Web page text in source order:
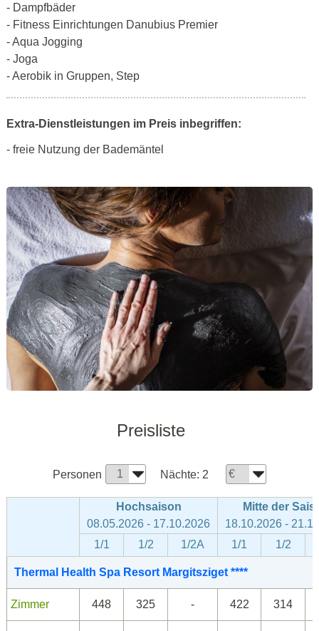
- Dampfbäder
- Fitness Einrichtungen Danubius Premier
- Aqua Jogging
- Joga
- Aerobik in Gruppen, Step
Extra-Dienstleistungen im Preis inbegriffen:
- freie Nutzung der Bademäntel
Preisliste
Personen Nächte: 2
Hochsaison
08.05.2026 - 17.10.2026
Mitte der
18.10.2026 -
1/1
1/2 1/2A 1/1 1/2
Thermal Health Spa Resort Margitsziget ****
Zimmer 448 325 - 422 314